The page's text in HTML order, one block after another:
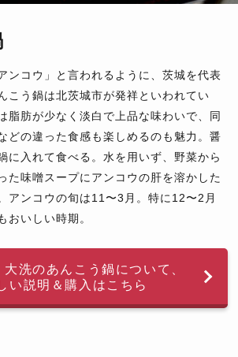
ンコウ」と言われるように、茨城を代表
こう鍋は北茨城市が発祥といわれてい
脂肪が少なく淡白で上品な味わいで、同
どの違った食感も楽しめるのも魅力。醤
に入れて食べる。水を用いず、野菜から
た味噌スープにアンコウの肝を溶かした
アンコウの旬は11〜3月。特に12〜2月
おいしい時期。
洗のあんこう鍋について、
い説明＆購入はこちら